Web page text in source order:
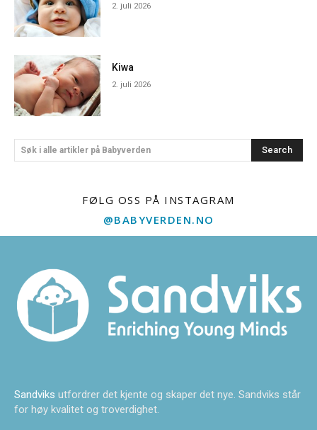
2. juli 2026
Kiwa
2. juli 2026
Søk i alle artikler på Babyverden Search
FØLG OSS PÅ INSTAGRAM
@BABYVERDEN.NO
Sandviks utfordrer det kjente og skaper det nye. Sandviks står
for høy kvalitet og troverdighet.